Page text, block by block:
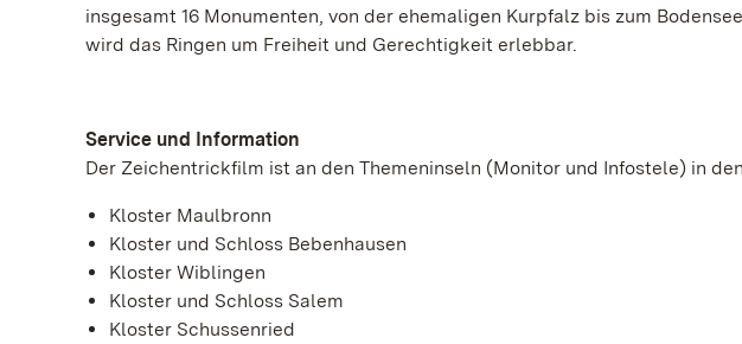
insgesamt 16 Monumenten, von der ehemaligen Kurpfalz bis zum
wird das Ringen um Freiheit und Gerechtigkeit erlebbar.
Service und Information
Der Zeichentrickfilm ist an den Themeninseln (Monitor und Infostele) in
Kloster Maulbronn
Kloster und Schloss Bebenhausen
Kloster Wiblingen
Kloster und Schloss Salem
Kloster Schussenried